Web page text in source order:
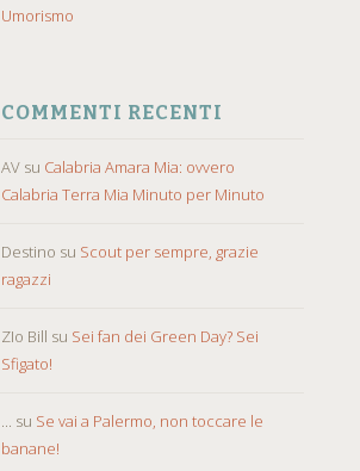
Umorismo
COMMENTI RECENTI
AV su Calabria Amara Mia: ovvero
Calabria Terra Mia Minuto per Minuto
Destino su Scout per sempre, grazie
ragazzi
ZIo Bill su Sei fan dei Green Day? Sei
Sfigato!
... su Se vai a Palermo, non toccare le
banane!